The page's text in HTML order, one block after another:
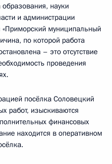
образования, науки
и администрации
муниципальный
по которой работа
– это отсутствие
проведения
посёлка Соловецкий
работ, изыскиваются
финансовых
находится в оперативном